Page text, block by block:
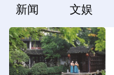
新闻 文娱